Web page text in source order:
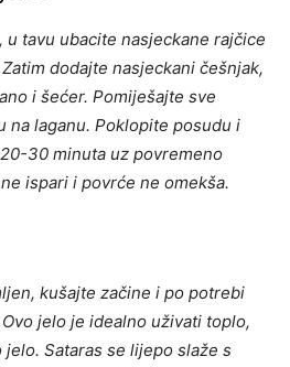
u tavu ubacite nasjeckane rajčice
dodajte nasjeckani češnjak,
i šećer. Pomiješajte sve
na laganu. Poklopite posudu i
30 minuta uz povremeno
ispari i povrće ne omekša.
kušajte začine i po potrebi
jelo je idealno uživati toplo,
Sataras se lijepo slaže s